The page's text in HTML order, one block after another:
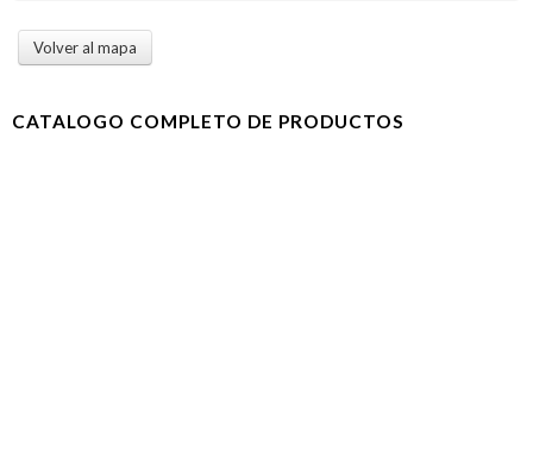
Volver al mapa
CATALOGO COMPLETO DE PRODUCTOS